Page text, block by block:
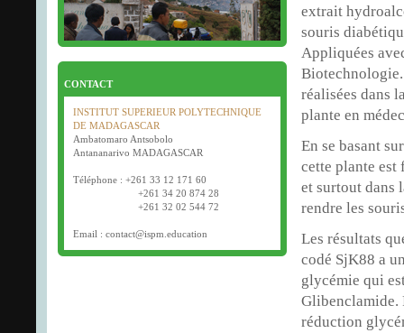
CONTACT
INSTITUT SUPERIEUR POLYTECHNIQUE
DE MADAGASCAR
Ambatomaro Antsobolo
Antananarivo MADAGASCAR
Téléphone : +261 33 12 171 60
+261 34 20 874 28
+261 32 02 544 72
Email : contact@ispm.education
extrait
souris
Appliquées
réalisées dans
plante en
En se basant
cette plante est
et surtout dans
rendre les
Les résultats
codé SjK88 a
glycémie qui
Glibenclamide.
réduction